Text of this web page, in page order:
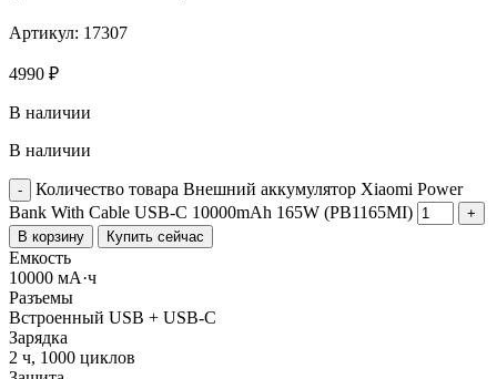
Артикул: 17307
4990 ₽
В наличии
В наличии
Количество товара Внешний аккумулятор Xiaomi Power
Bank With Cable USB-C 10000mAh 165W (PB1165MI)
В корзину Купить сейчас
Емкость
10000 мА·ч
Разъемы
Встроенный USB + USB-C
Зарядка
2 ч, 1000 циклов